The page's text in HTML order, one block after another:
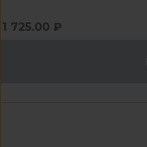
1 725.00 ₽